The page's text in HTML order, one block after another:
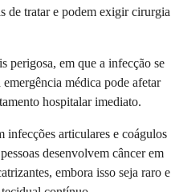
de tratar e podem exigir cirurgia
perigosa, em que a infecção se
médica pode afetar
hospitalar imediato.
infecções articulares e coágulos
desenvolvem câncer em
embora isso seja raro e